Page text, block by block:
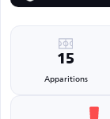
15
Apparitions